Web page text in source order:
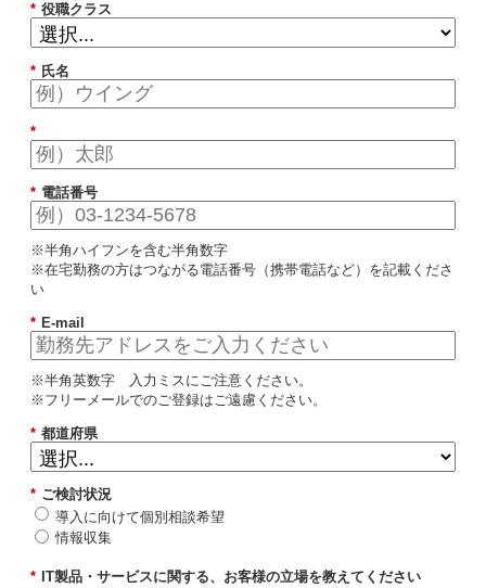
* 役職クラス
* 氏名
*
* 電話番号
※半角ハイフンを含む半角数字
※在宅勤務の方はつながる電話番号（携帯電話など）を記載くださ
い
* E-mail
※半角英数字 入力ミスにご注意ください。
※フリーメールでのご登録はご遠慮ください。
* 都道府県
* ご検討状況
導入に向けて個別相談希望
情報収集
* IT製品・サービスに関する、お客様の立場を教えてください